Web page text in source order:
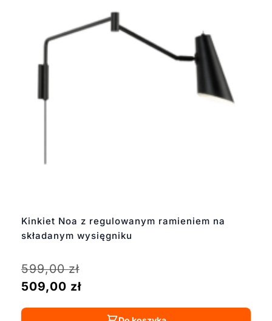
Kinkiet Noa z regulowanym ramieniem na
składanym wysięgniku
599,00zł
509,00 zł